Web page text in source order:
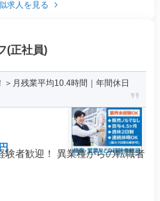
求人を見る
(正社員)
＞月残業平均10.4時間｜年間休日
験者歓迎！ 異業種からの転職者